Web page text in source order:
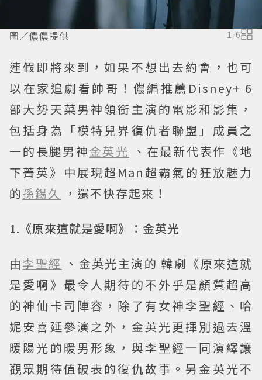
圖／儂儂提供 1 /6
連假即將來到，如果不想出去約會，也可
以在家追劇看帥哥！儂編推薦Disney+ 6
部大勢天菜男神領銜主演的電影和影集，
包括身為「模特兒界復仇者聯盟」成員之
一的長腿男神金英光
、在最新代表作《地
下菁英》中展現超Man超霸氣的狂放魅力
的孫錫久 ，還不快存起來！
1.《原來這就是愛啊》：金英光
由李聖經 、金英光主演的 韓劇《原來這就
是愛啊》最令人期待的不外乎是顏質超高
的神仙卡司陣容，除了有女神李聖經、哈
妮安喜延參演之外，金英光更揮別過去溫
暖陽光的暖男形象，與李聖經一同演繹讓
觀眾期待值破表的復仇故事。另金英光不